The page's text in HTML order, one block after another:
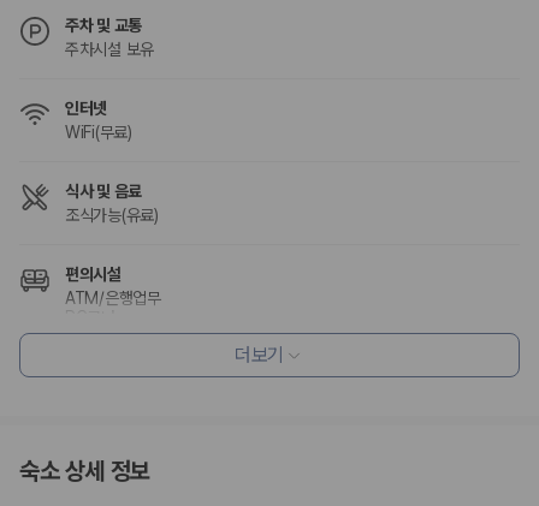
주차 및 교통
주차시설 보유
인터넷
WiFi(무료)
식사 및 음료
조식가능(유료)
편의시설
ATM/은행업무
엘리베이터
더보기
숙소 상세 정보